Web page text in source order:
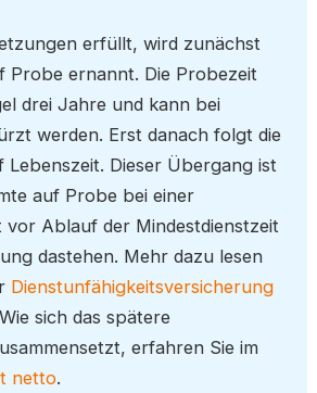
erfüllt, wird zunächst
Probe ernannt. Die Probezeit
drei Jahre und kann bei
werden. Erst danach folgt die
Lebenszeit. Dieser Übergang ist
auf Probe bei einer
vor Ablauf der Mindestdienstzeit
dastehen. Mehr dazu lesen
Dienstunfähigkeitsversicherung
sich das spätere
erfahren Sie im
netto.